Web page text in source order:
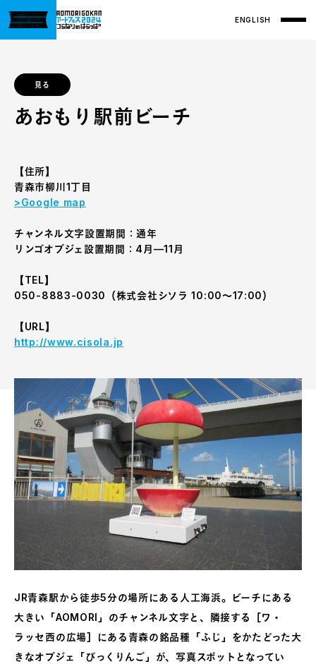
ENGLISH
見る
あおもり駅前ビーチ
【住所】
青森市柳川1丁目
>Google map
チャンネル文字設置期間：通年
リンゴオブジェ設置期間：4月—11月
【TEL】
050-8883-0030（株式会社シソラ 10:00〜17:00）
【URL】
http://www.cisola.jp
JR青森駅から徒歩5分の場所にある人工海浜。ビーチにある
大きい「AOMORI」のチャンネル文字と、隣接する［ワ・
ラッセ西の広場］にある青森の銘品種「ふじ」をかたどった大
きなオブジェ「びっくりんご」が、写真スポットとなってい